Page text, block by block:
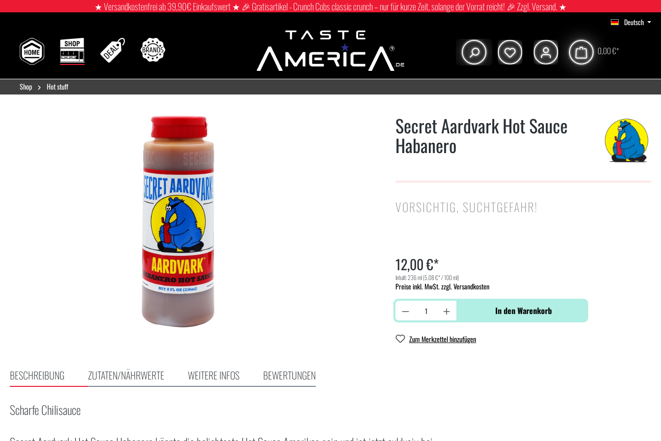
★ Versandkostenfrei ab 39,90€ Einkaufswert ★ 🎉 Gratisartikel - Crunch Cobs classic crunch – nur für kurze Zeit, solange der Vorrat reicht! 🎉 Zzgl. Versand. ★
Deutsch
0,00 €*
Shop Hot stuff
Secret Aardvark Hot Sauce
Habanero
VORSICHTIG, SUCHTGEFAHR!
12,00 €*
Inhalt:236 ml(5,08 €* / 100 ml)
Preise inkl. MwSt. zzgl. Versandkosten
In den Warenkorb
Zum Merkzettel hinzufügen
BESCHREIBUNG ZUTATEN/NÄHRWERTE WEITERE INFOS BEWERTUNGEN
Scharfe Chilisauce